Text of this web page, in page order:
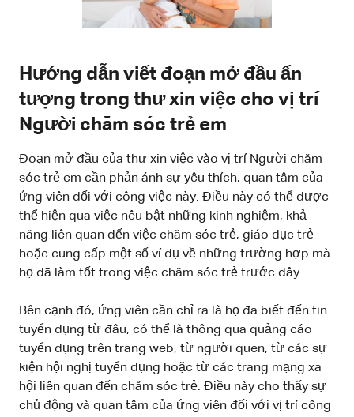
Hướng dẫn viết đoạn mở đầu ấn
tượng trong thư xin việc cho vị trí
Người chăm sóc trẻ em
Đoạn mở đầu của thư xin việc vào vị trí Người chăm
sóc trẻ em cần phản ánh sự yêu thích, quan tâm của
ứng viên đối với công việc này. Điều này có thể được
thể hiện qua việc nêu bật những kinh nghiệm, khả
năng liên quan đến việc chăm sóc trẻ, giáo dục trẻ
hoặc cung cấp một số ví dụ về những trường hợp mà
họ đã làm tốt trong việc chăm sóc trẻ trước đây.
Bên cạnh đó, ứng viên cần chỉ ra là họ đã biết đến tin
tuyển dụng từ đâu, có thể là thông qua quảng cáo
tuyển dụng trên trang web, từ người quen, từ các sự
kiện hội nghị tuyển dụng hoặc từ các trang mạng xã
hội liên quan đến chăm sóc trẻ. Điều này cho thấy sự
chủ động và quan tâm của ứng viên đối với vị trí công